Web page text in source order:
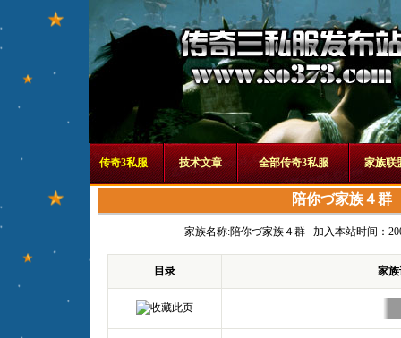
传奇3私服 技术文章 全部传奇3私服 家族联
陪你づ家族４群
家族名称:陪你づ家族４群加入本站时间：
目录 家